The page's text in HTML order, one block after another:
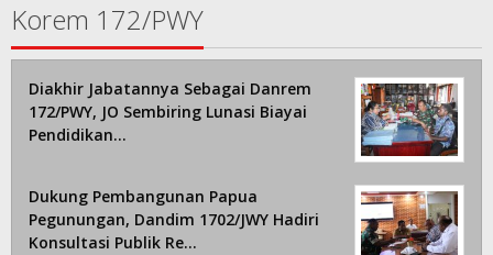
Korem 172/PWY
Diakhir Jabatannya Sebagai Danrem
172/PWY, JO Sembiring Lunasi Biayai
Pendidikan…
Dukung Pembangunan Papua
Pegunungan, Dandim 1702/JWY Hadiri
Konsultasi Publik Re…